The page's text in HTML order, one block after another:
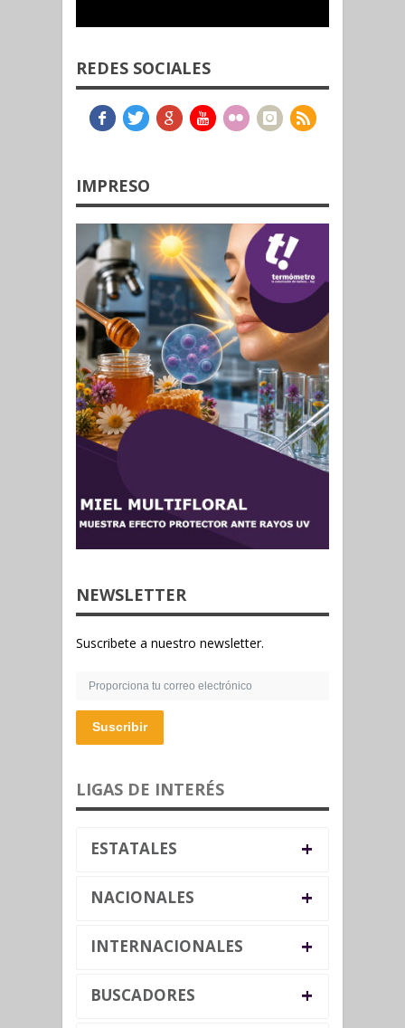
REDES SOCIALES
IMPRESO
NEWSLETTER
Suscribete a nuestro newsletter.
Suscribir
LIGAS DE INTERÉS
ESTATALES +
NACIONALES +
INTERNACIONALES +
BUSCADORES +